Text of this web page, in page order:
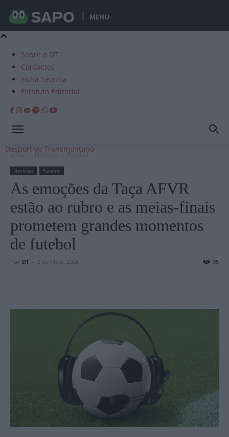
MENU
Sobre o DT
Contactos
Ficha Técnica
Estatuto Editorial
Desportivo Transmontano
Início Notícias Futebol
Notícias Futebol
As emoções da Taça AFVR
estão ao rubro e as meias-finais
prometem grandes momentos
de futebol
Por DT - 3 de Maio, 2026 95